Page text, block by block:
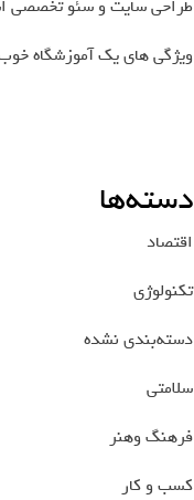
طراحی سایت و سئو تخصصی
ویژگی های یک آموزشگاه
دسته‌ها
اقتصاد
تکنولوژی
دسته‌بندی نشده
سلامتی
فرهنگ وهنر
کسب و کار